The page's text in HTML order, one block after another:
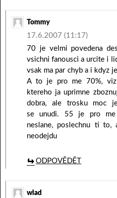
Tommy
17.6.2007 (11:17)
70 je velmi povedena
vsichni fanousci a urcite i
vsak ma par chyb a i kdyz
A to je pro me 70%,
ktereho ja uprimne
dobra, ale trosku moc
se unudi. 55 je pro me
neslane, poslechnu ti to,
neodejdu
ODPOVĚDĚT
wlad